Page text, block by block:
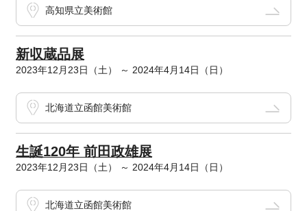
高知県立美術館
新収蔵品展
2023年12月23日（土） ～ 2024年4月14日（日）
北海道立函館美術館
生誕120年 前田政雄展
2023年12月23日（土） ～ 2024年4月14日（日）
北海道立函館美術館